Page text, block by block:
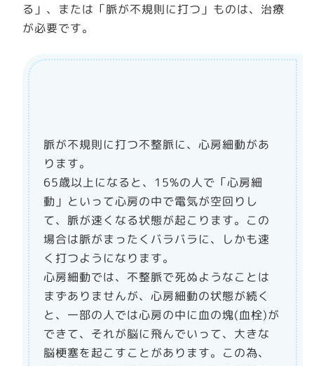
る」、または「脈が不規則に打つ」ものは、治療
が必要です。
脈が不規則に打つ不整脈に、心房細動があ
ります。
65歳以上になると、15%の人で「心房細
動」といって心房の中で電気が空回りし
て、脈が速くなる状態が起こります。この
場合は脈がまったくバラバラに、しかも速
く打つようになります。
心房細動では、不整脈で死ぬようなことは
まずありませんが、心房細動の状態が続く
と、一部の人では心房の中に血の塊(血栓)が
できて、それが脳に飛んでいって、大きな
脳梗塞を起こすことがあります。この為、